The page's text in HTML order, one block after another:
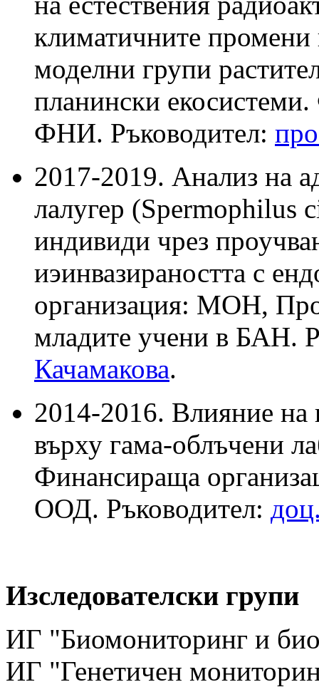
климатичните
моделни групи
планински
ФНИ. Ръководител:
2017-2019. Анализ на
лалугер (Spermophilus
индивиди чрез
иэинвазираността с
организация: МОН,
младите учени в БАН.
Качамакова.
2014-2016. Влияние на
върху гама-облъчени
Финансираща
ООД. Ръководител:
Изследователски групи
ИГ "Биомониторинг и
ИГ "Генетичен